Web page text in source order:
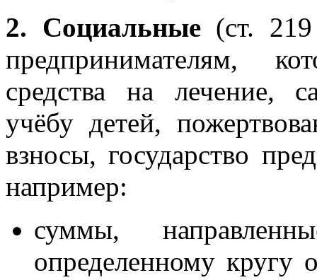
2. Социальные(ст.
предпринимателям,
средства на лечение,
учёбу детей,
взносы, государство
например:
суммы,
определенному кругу